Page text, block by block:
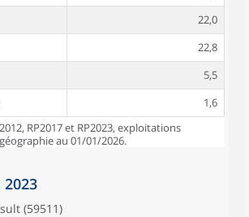
22,0
22,8
5,5
1,6
RP2017 et RP2023, exploitations
au 01/01/2026.
(59511)